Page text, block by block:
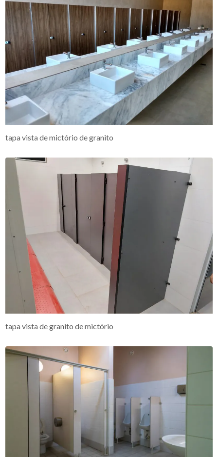
tapa vista de mictório de granito
tapa vista de granito de mictório